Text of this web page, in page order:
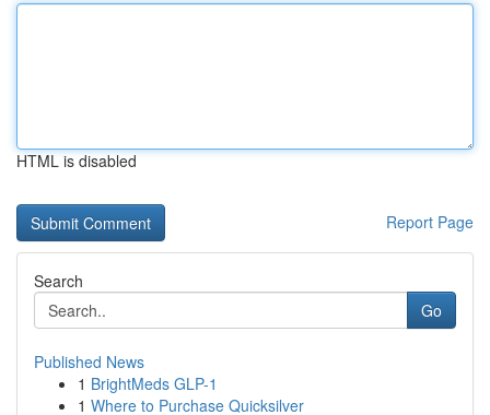
HTML is disabled
Report Page
Search
Go
Published News
1 BrightMeds GLP-1
1 Where to Purchase Quicksilver